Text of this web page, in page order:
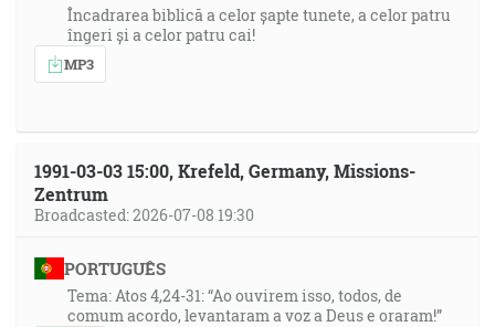
Încadrarea biblică a celor șapte tunete, a celor patru
îngeri și a celor patru cai!
MP3
1991-03-03 15:00, Krefeld, Germany, Missions-
Zentrum
Broadcasted: 2026-07-08 19:30
PORTUGUÊS
Tema: Atos 4,24-31: “Ao ouvirem isso, todos, de
comum acordo, levantaram a voz a Deus e oraram!”